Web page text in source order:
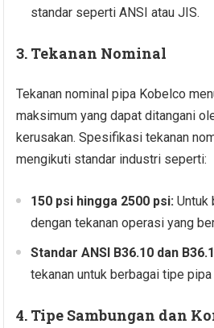
standar seperti ANSI atau JIS.
3. Tekanan Nominal
Tekanan nominal pipa Kobelco
maksimum yang dapat ditangani
kerusakan. Spesifikasi tekanan
mengikuti standar industri seperti:
150 psi hingga 2500 psi: Untuk
dengan tekanan operasi yang
Standar ANSI B36.10 dan
tekanan untuk berbagai tipe pipa
4. Tipe Sambungan dan